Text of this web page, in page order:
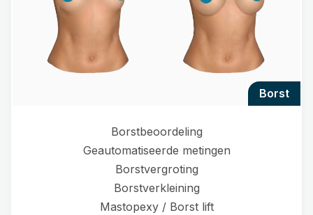
borst
Borstbeoordeling
Geautomatiseerde metingen
Borstvergroting
Borstverkleining
Mastopexy / Borst lift